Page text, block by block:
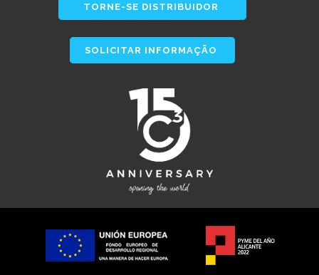
TORNE-SE DISTRIBUIDOR
SOLICITAR INFORMAÇÃO